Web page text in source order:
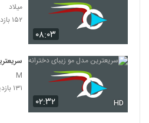
۰۸:۰۳
میلاد
۱۵۲ بازدید
۰۲:۳۲ HD
M
۱۳۱ بازدید